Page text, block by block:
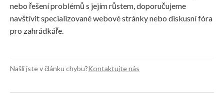
nebo řešení problémů s jejím růstem, doporučujeme
navštívit specializované webové stránky nebo diskusní fóra
pro zahrádkáře.
Našli jste v článku chybu?Kontaktujte nás